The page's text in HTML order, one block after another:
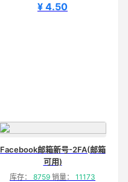
¥ 4.50
Facebook邮箱新号-2FA(邮箱
可用)
库存： 8759 销量： 11173